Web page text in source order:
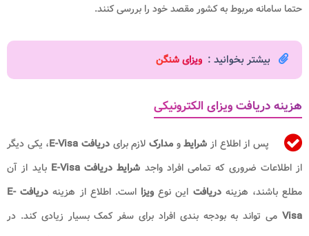
حتما سامانه مربوط به کشور مقصد خود را بررسی کنند.
بیشتر بخوانید : ویزای شنگن
هزینه دریافت ویزای الکترونیکی
پس از اطلاع از شرایطو مدارکلازم برای دریافت E-Visa
، یکی دیگر
از اطلاعات ضروری که تمامی افراد واجد شرایط دریافت E-Visa
باید از آن
مطلع باشند، هزینه دریافت این نوع ویزا است. اطلاع از هزینه
دریافت E-
Visa می تواند به بودجه بندی افراد برای سفر کمک بسیار زیادی کند. در